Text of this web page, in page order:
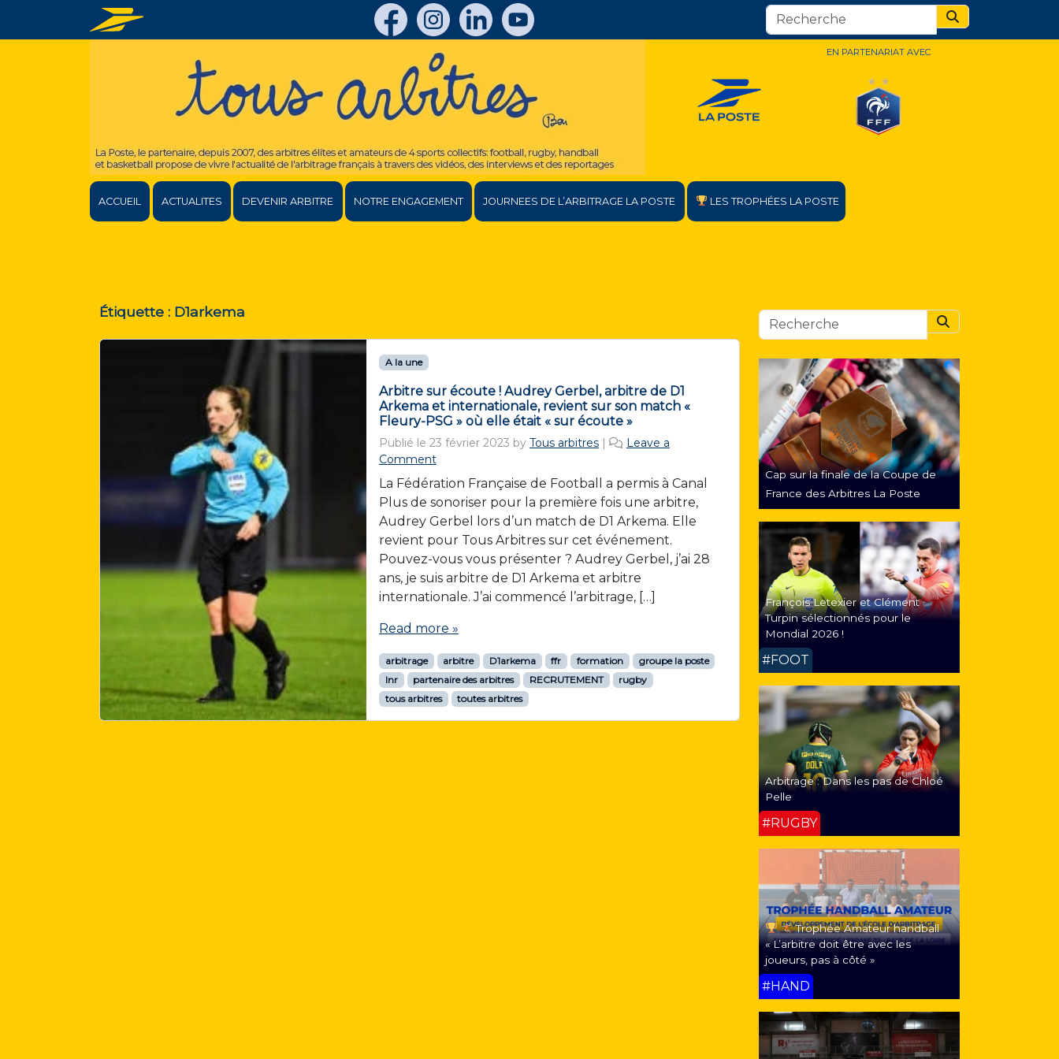
Search
EN PARTENARIAT AVEC
ACCUEIL ACTUALITES DEVENIR ARBITRE NOTRE ENGAGEMENT JOURNEES DE L’ARBITRAGE LA POSTE LES TROPHÉES LA POSTE
Étiquette : D1arkema
A la une
Arbitre sur écoute ! Audrey Gerbel, arbitre de D1
Arkema et internationale, revient sur son match «
Fleury-PSG » où elle était « sur écoute »
Publié le 23 février 2023 by Tous arbitres |
Leave a
Comment
La Fédération Française de Football a permis à Canal
Plus de sonoriser pour la première fois une arbitre,
Audrey Gerbel lors d’un match de D1 Arkema. Elle
revient pour Tous Arbitres sur cet événement.
Pouvez-vous vous présenter ? Audrey Gerbel, j’ai 28
ans, je suis arbitre de D1 Arkema et arbitre
internationale. J’ai commencé l’arbitrage, […]
Read more »
arbitrage arbitre D1arkema ffr formation
groupe la poste
lnr
partenaire des arbitres RECRUTEMENT
rugby
tous arbitres
toutes arbitres
Search
Cap sur la finale de la Coupe de
France des Arbitres La Poste
François Letexier et Clément
Turpin sélectionnés pour le
Mondial 2026 !
#FOOT
Arbitrage : Dans les pas de Chloé
Pelle
#RUGBY
Trophée Amateur handball
« L’arbitre doit être avec les
joueurs, pas à côté »
#HAND